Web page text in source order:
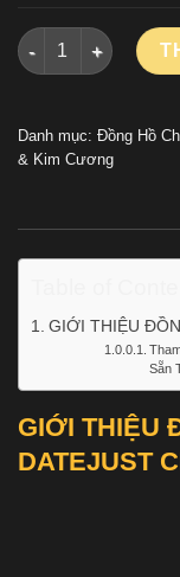
ĐỒNG HỒ ROLEX
Danh mục: Đồng Hồ
& Kim Cương
GIỚI THIỆU
Sẵn
GIỚI THIỆU
DATEJUST